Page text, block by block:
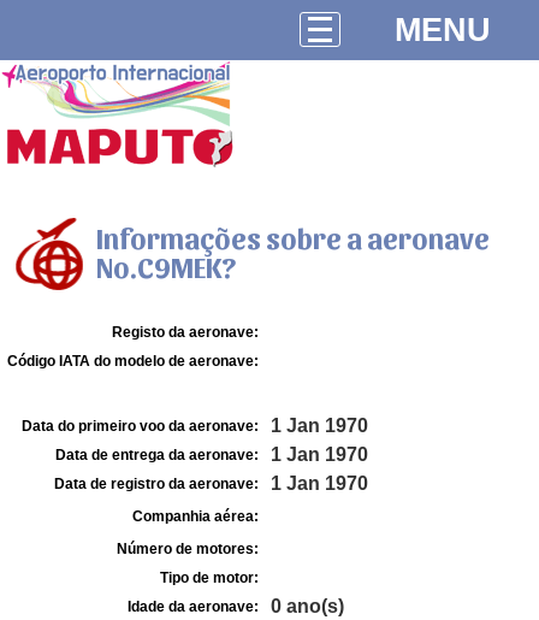
MENU
Informações sobre a aeronave
No.C9MEK?
Registo da aeronave:
Código IATA do modelo de aeronave:
Data do primeiro voo da aeronave: 1 Jan 1970
Data de entrega da aeronave: 1 Jan 1970
Data de registro da aeronave: 1 Jan 1970
Companhia aérea:
Número de motores:
Tipo de motor:
Idade da aeronave:
0 ano(s)